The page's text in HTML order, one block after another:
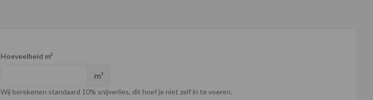
Hoeveelheid m²
m²
Wij berekenen standaard 10% snijverlies, dit hoef je niet zelf in te voeren.